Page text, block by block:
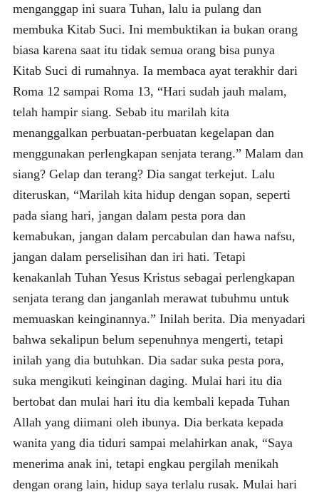
menganggap ini suara Tuhan, lalu ia pulang dan
membuka Kitab Suci. Ini membuktikan ia bukan orang
biasa karena saat itu tidak semua orang bisa punya
Kitab Suci di rumahnya. Ia membaca ayat terakhir dari
Roma 12 sampai Roma 13, “Hari sudah jauh malam,
telah hampir siang. Sebab itu marilah kita
menanggalkan perbuatan-perbuatan kegelapan dan
menggunakan perlengkapan senjata terang.” Malam dan
siang? Gelap dan terang? Dia sangat terkejut. Lalu
diteruskan, “Marilah kita hidup dengan sopan, seperti
pada siang hari, jangan dalam pesta pora dan
kemabukan, jangan dalam percabulan dan hawa nafsu,
jangan dalam perselisihan dan iri hati. Tetapi
kenakanlah Tuhan Yesus Kristus sebagai perlengkapan
senjata terang dan janganlah merawat tubuhmu untuk
memuaskan keinginannya.” Inilah berita. Dia menyadari
bahwa sekalipun belum sepenuhnya mengerti, tetapi
inilah yang dia butuhkan. Dia sadar suka pesta pora,
suka mengikuti keinginan daging. Mulai hari itu dia
bertobat dan mulai hari itu dia kembali kepada Tuhan
Allah yang diimani oleh ibunya. Dia berkata kepada
wanita yang dia tiduri sampai melahirkan anak, “Saya
menerima anak ini, tetapi engkau pergilah menikah
dengan orang lain, hidup saya terlalu rusak. Mulai hari